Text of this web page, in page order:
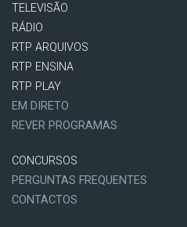
TELEVISÃO
RÁDIO
RTP ARQUIVOS
RTP ENSINA
RTP PLAY
EM DIRETO
REVER PROGRAMAS
CONCURSOS
PERGUNTAS FREQUENTES
CONTACTOS